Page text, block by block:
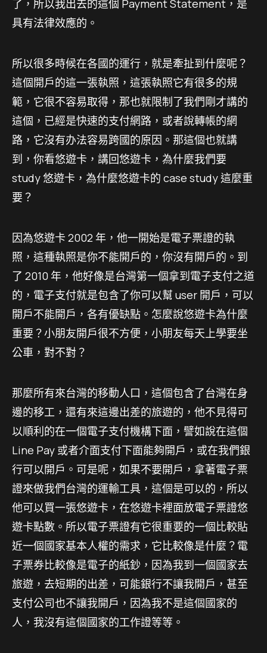
了，所以我出去的這個 Payment Statement，是
具有法律效應的。
所以很多時候在各國的運行，就是牽扯到什麼呢？
這個開戶的這一張執照，這張執照它有很多的規
範，它很不容易取得，那也就限制了我們剛才講的
這個，已經是快速的支付網路，或者說轉帳的網
路，它沒有办法容易跨國的原因。那這個也就講
到，你看悠遊卡，講回悠遊卡，為什麼我們要
study 悠遊卡，為什麼悠遊卡的 case study 這麼重
要？
因為悠遊卡 2002 年，他一開始是電子票證的執
照，這種執照是你不能開戶的，你沒有開戶的。到
了 2010 年，他好像是台灣第一個拿到電子支付之道
的，電子支付就是包含了你可以幫 user 開戶，可以
開戶不能開戶，各有優缺點。怎麼說悠遊卡為什麼
重要？小朋友開戶很不方便，小朋友每天上學要坐
公車，對不對？
那麼所有來台灣的移動人口，這個包含了台灣在身
邊的移工，還有來這邊出差的旅遊的，他不見得可
以順利的在一個電子支付機構下面，譬如說在這個
Line Pay 或者介面支付下面能夠開戶，或在我們銀
行可以開戶。可是呢，如果不要開戶，拿著電子票
證來做我們台灣的運輸工具，這個是可以的，所以
他可以買一張悠遊卡，在悠遊卡裡面放電子票證悠
遊卡點數。所以電子票證有它很重要的一個比較貼
近一個國家基本人權的需求，它比較像是什麼？電
子票券比較像是電子的紙鈔，因為我到一個國家去
旅遊，去短期的出差，可能銀行不讓我開戶，甚至
支付公司也不讓我開戶，因為我不是這個國家的
人，我沒有這個國家的工作證等等。